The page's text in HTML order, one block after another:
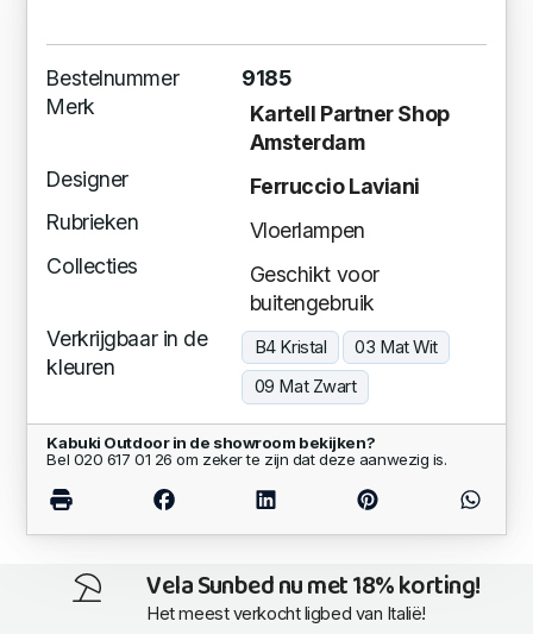
Bestelnummer
9185
Merk
Kartell Partner Shop
Amsterdam
Designer
Ferruccio Laviani
Rubrieken
Vloerlampen
Collecties
Geschikt voor
buitengebruik
Verkrijgbaar in de
kleuren
B4 Kristal
03 Mat Wit
09 Mat Zwart
Kabuki Outdoor in de showroom bekijken?
Bel 020 617 01 26 om zeker te zijn dat deze aanwezig is.
Vela Sunbed nu met 18% korting!
Het meest verkocht ligbed van Italië!